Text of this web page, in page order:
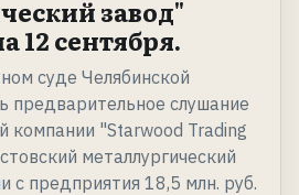
завод"
12 сентября.
суде Челябинской
предварительное слушание
компании "Starwood Trading
металлургический
с предприятия 18,5 млн. руб.